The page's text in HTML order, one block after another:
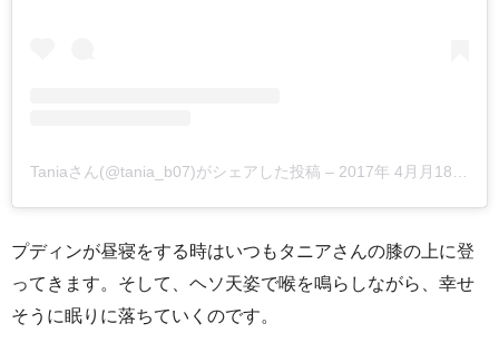
Taniaさん(@tania_b07)がシェアした投稿 – 2017年 4月月18日午前9時26分PDT
プディンが昼寝をする時はいつもタニアさんの膝の上に登
ってきます。そして、ヘソ天姿で喉を鳴らしながら、幸せ
そうに眠りに落ちていくのです。